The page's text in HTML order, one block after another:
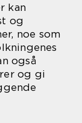
kan
og
noe som
også
og gi